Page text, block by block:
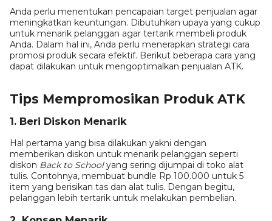
Anda perlu menentukan pencapaian target penjualan agar
meningkatkan keuntungan. Dibutuhkan upaya yang cukup
untuk menarik pelanggan agar tertarik membeli produk
Anda. Dalam hal ini, Anda perlu menerapkan strategi cara
promosi produk secara efektif. Berikut beberapa cara yang
dapat dilakukan untuk mengoptimalkan penjualan ATK.
Tips Mempromosikan Produk ATK
1. Beri Diskon Menarik
Hal pertama yang bisa dilakukan yakni dengan
memberikan diskon untuk menarik pelanggan seperti
diskon Back to Schoolyang sering dijumpai di toko alat
tulis. Contohnya, membuat bundle Rp 100.000 untuk 5
item yang berisikan tas dan alat tulis. Dengan begitu,
pelanggan lebih tertarik untuk melakukan pembelian.